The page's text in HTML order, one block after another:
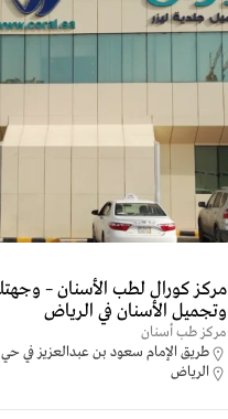
مركز كورال لطب الأسنان – وجهتك
وتجميل الأسنان في الرياض
مركز طب أسنان
طريق الإمام سعود بن عبدالعزيز في حي
الرياض